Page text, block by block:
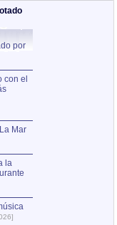
por
con el
Mar
la